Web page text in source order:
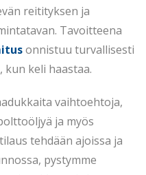
reitityksen ja
Tavoitteena
onnistuu turvallisesti
kun keli haastaa.
vaihtoehtoja,
ja myös
tehdään ajoissa ja
pystymme